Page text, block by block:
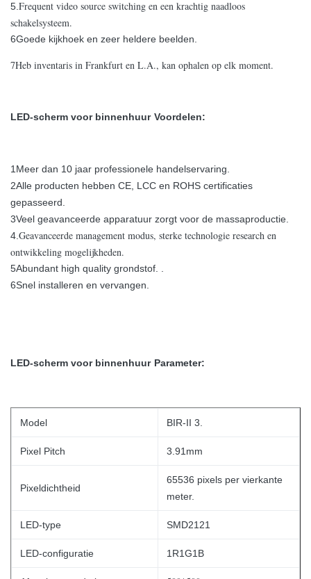
5. Frequent video source switching en een krachtig naadloos
schakelsysteem.
6Goede kijkhoek en zeer heldere beelden.
7Heb inventaris in Frankfurt en L.A., kan ophalen op elk moment.
LED-scherm voor binnenhuur Voordelen:
1Meer dan 10 jaar professionele handelservaring.
2Alle producten hebben CE, LCC en ROHS certificaties
gepasseerd.
3Veel geavanceerde apparatuur zorgt voor de massaproductie.
4. Geavanceerde management modus, sterke technologie research en
ontwikkeling mogelijkheden.
5Abundant high quality grondstof. .
6Snel installeren en vervangen.
LED-scherm voor binnenhuur Parameter:
Model BIR-II 3.
Pixel Pitch 3.91mm
Pixeldichtheid
65536 pixels per vierkante
meter.
LED-type SMD2121
LED-configuratie 1R1G1B